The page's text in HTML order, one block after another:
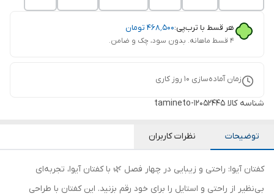
هر قسط با ترب‌پی:۴۶۸٬۵۰۰ تومان
۴ قسط ماهانه. بدون سود، چک و ضامن.
زمان آماده‌سازی 10 روز کاری
شناسه کالا tamineto-12052445
توضیحات نظرات کاربران
کفتان آیوا: راحتی و زیبایی در چهار فصل 🌿 با کفتان آیوا، تجربه‌ای
بی‌نظیر از راحتی و استایل را برای خود رقم بزنید. این کفتان با طراحی